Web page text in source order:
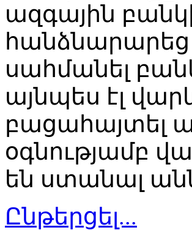
ազգային
հանձնարարեց
սահմանել
այնպես էլ
բացահայտել
օգնությամբ
են ստանալ
Ընթերցել...